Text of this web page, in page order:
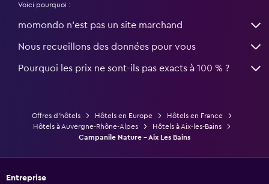
Voici pourquoi :
momondo n'est pas un site marchand
Nous recueillons des données pour vous
Pourquoi les prix ne sont-ils pas exacts à 100 % ?
Offres d’hôtels Hôtels en Europe
Hôtels en France
Hôtels à Auvergne-Rhône-Alpes
Hôtels à Aix-les-Bains
Campanile Nature - Aix Les Bains
Entreprise